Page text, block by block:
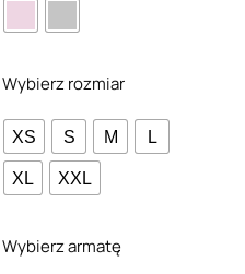
Wybierz rozmiar
XS S M L
XL XXL
Wybierz armatę